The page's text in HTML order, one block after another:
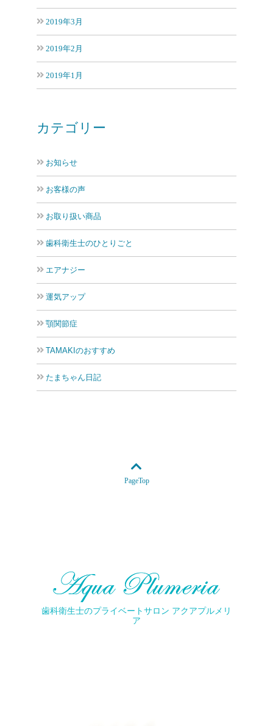
2019年3月
2019年2月
2019年1月
カテゴリー
お知らせ
お客様の声
お取り扱い商品
歯科衛生士のひとりごと
エアナジー
運気アップ
顎関節症
TAMAKIのおすすめ
たまちゃん日記
PageTop
歯科衛生士のプライベートサロン アクアプルメリ
ア